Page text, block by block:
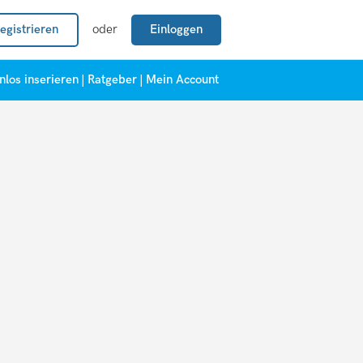
oder Einloggen
inserieren Ratgeber Mein Account